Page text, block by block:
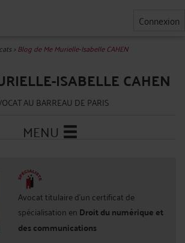
Connexion
>Blog de Me Murielle-Isabelle CAHEN
ISABELLE CAHEN
AU BARREAU DE PARIS
MENU
Avocat titulaire d'un certificat de
spécialisation en Droit du numérique et
des communications